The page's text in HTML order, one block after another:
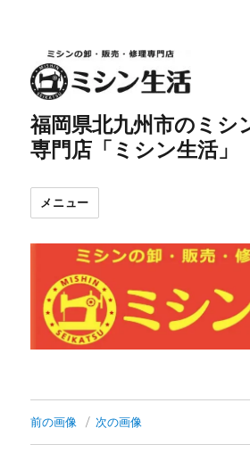
福岡県北九州市のミシ
専門店「ミシン生活」
メニュー
前の画像 次の画像